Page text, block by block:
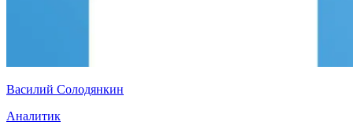
Василий Солодянкин
Аналитик